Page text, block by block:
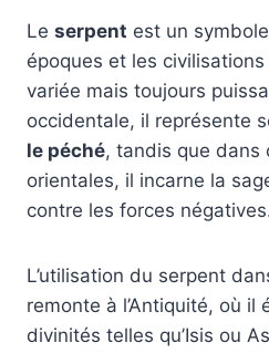
Le serpent est un
époques et les
variée mais toujours
occidentale, il représente
le péché, tandis que dans
orientales, il incarne la
contre les forces
L’utilisation du serpent
remonte à l’Antiquité, où il
divinités telles qu’Isis ou